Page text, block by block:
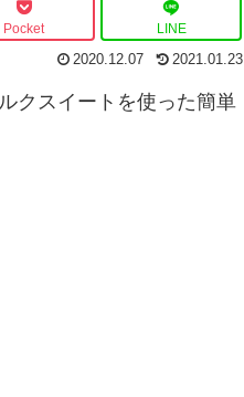
Pocket LINE
2020.12.07 2021.01.23
クスイートを使った簡単